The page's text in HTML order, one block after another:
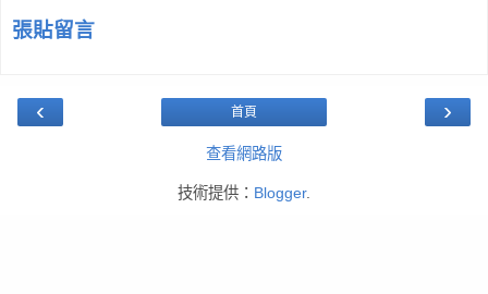
張貼留言
‹ ›
首頁
查看網路版
技術提供： Blogger.